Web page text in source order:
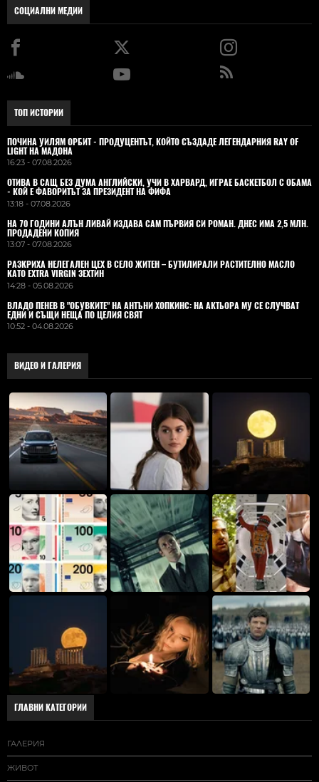
СОЦИАЛНИ МЕДИИ
ТОП ИСТОРИИ
ПОЧИНА УИЛЯМ ОРБИТ - ПРОДУЦЕНТЪТ, КОЙТО СЪЗДАДЕ ЛЕГЕНДАРНИЯ RAY OF
LIGHT НА МАДОНА
16:23 - 07.08.2026
ОТИВА В САЩ БЕЗ ДУМА АНГЛИЙСКИ, УЧИ В ХАРВАРД, ИГРАЕ БАСКЕТБОЛ С ОБАМА
- КОЙ Е ФАВОРИТЪТ ЗА ПРЕЗИДЕНТ НА ФИФА
13:18 - 07.08.2026
НА 70 ГОДИНИ АЛЪН ЛИВАЙ ИЗДАВА САМ ПЪРВИЯ СИ РОМАН. ДНЕС ИМА 2,5 МЛН.
ПРОДАДЕНИ КОПИЯ
13:07 - 07.08.2026
РАЗКРИХА НЕЛЕГАЛЕН ЦЕХ В СЕЛО ЖИТЕН – БУТИЛИРАЛИ РАСТИТЕЛНО МАСЛО
КАТО EXTRA VIRGIN ЗЕХТИН
14:28 - 05.08.2026
ВЛАДO ПЕНЕВ В "ОБУВКИТЕ" НА АНТЪНИ ХОПКИНС: НА АКТЬОРА МУ СЕ СЛУЧВАТ
ЕДНИ И СЪЩИ НЕЩА ПО ЦЕЛИЯ СВЯТ
10:52 - 04.08.2026
ВИДЕО И ГАЛЕРИЯ
ГЛАВНИ КАТЕГОРИИ
ГАЛЕРИЯ
ЖИВОТ